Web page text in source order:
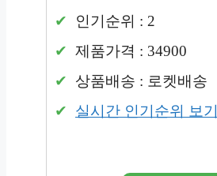
인기순위 : 2
제품가격 : 34900
상품배송 : 로켓배송
실시간 인기순위 보기